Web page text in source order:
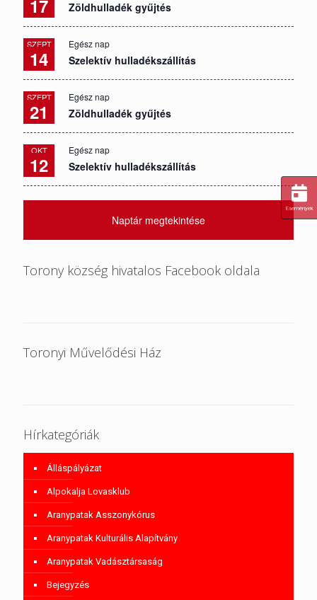
17 Zöldhulladék gyűjtés
SZEPT
14
Egész nap
Szelektív hulladékszállítás
SZEPT
21
Egész nap
Zöldhulladék gyűjtés
OKT
12
Egész nap
Szelektív hulladékszállítás
Naptár megtekintése
Torony község hivatalos Facebook oldala
Toronyi Művelődési Ház
Hírkategóriák
Álláspályázat
Alpokalja Lovasklub
Aranypatak Asszonykórus
Aranypatak Kulturális Alapítvány
Aranypatak Vadásztársaság
Bejegyzés
Események